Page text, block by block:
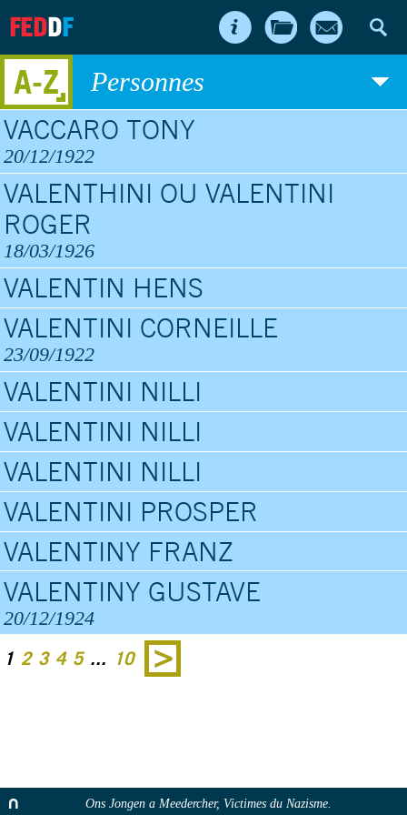
FEDDF
A-Z Personnes
VACCARO TONY
20/12/1922
VALENTHINI OU VALENTINI
ROGER
18/03/1926
VALENTIN HENS
VALENTINI CORNEILLE
23/09/1922
VALENTINI NILLI
VALENTINI NILLI
VALENTINI NILLI
VALENTINI PROSPER
VALENTINY FRANZ
VALENTINY GUSTAVE
20/12/1924
1 2 3 4 5 ... 10
Ons Jongen a Meedercher, Victimes du Nazisme.